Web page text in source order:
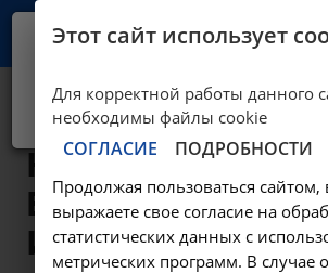
Анализ мочи по
Нечипоренко -
B03.016.014 в
Иркутске
Ваш город -
Да, верно Нет,
Этот сайт использует
Для корректной работы данного
необходимы файлы cookie
СОГЛАСИЕ ПОДРОБНОСТИ
Продолжая пользоваться сайтом,
выражаете свое согласие на
статистических данных с
метрических программ. В случае